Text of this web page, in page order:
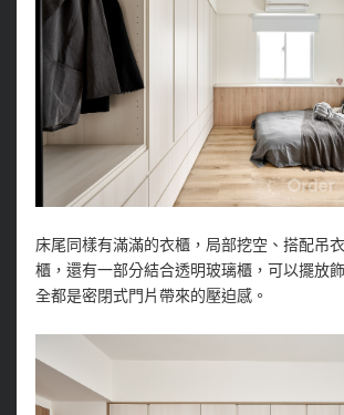
床尾同樣有滿滿的衣櫃，局部挖空、搭配吊
櫃，還有一部分結合透明玻璃櫃，可以擺放
全都是密閉式門片帶來的壓迫感。